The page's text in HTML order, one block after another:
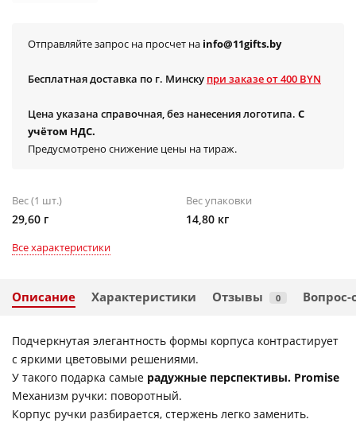
Отправляйте запрос на просчет на info@11gifts.by
Бесплатная доставка по г. Минску при заказе от 400 BYN
Цена указана справочная, без нанесения логотипа. С
учётом НДС.
Предусмотрено снижение цены на тираж.
Вес (1 шт.)
29,60 г
Вес упаковки
14,80 кг
Все характеристики
Описание Характеристики Отзывы 0 Вопрос-
Подчеркнутая элегантность формы корпуса контрастирует
с яркими цветовыми решениями.
У такого подарка самые радужные перспективы. Promise
Механизм ручки: поворотный.
Корпус ручки разбирается, стержень легко заменить.